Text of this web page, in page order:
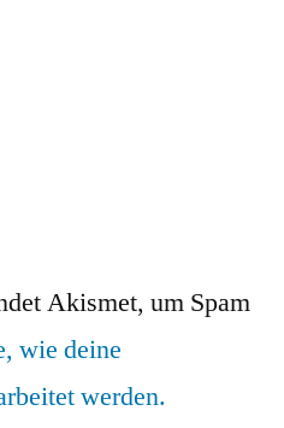
Akismet, um Spam
wie deine
werden.